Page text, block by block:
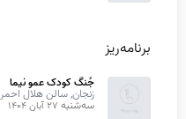
برنامه‌ریز
جُنگ کودک عمو نیما
زنجان, سالن هلال احمر
سه‌شنبه27 آبان 1404